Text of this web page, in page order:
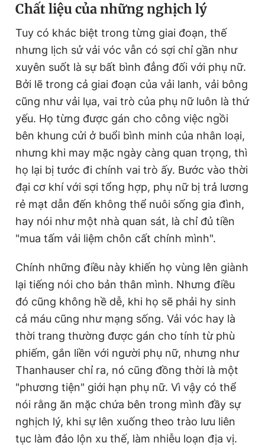
Chất liệu của những nghịch lý
Tuy có khác biệt trong từng giai đoạn, thế
nhưng lịch sử vải vóc vẫn có sợi chỉ gần như
xuyên suốt là sự bất bình đẳng đối với phụ nữ.
Bởi lẽ trong cả giai đoạn của vải lanh, vải bông
cũng như vải lụa, vai trò của phụ nữ luôn là thứ
yếu. Họ từng được gán cho công việc ngồi
bên khung cửi ở buổi bình minh của nhân loại,
nhưng khi may mặc ngày càng quan trọng, thì
họ lại bị tước đi chính vai trò ấy. Bước vào thời
đại cơ khí với sợi tổng hợp, phụ nữ bị trả lương
rẻ mạt dẫn đến không thể nuôi sống gia đình,
hay nói như một nhà quan sát, là chỉ đủ tiền
"mua tấm vải liệm chôn cất chính mình".
Chính những điều này khiến họ vùng lên giành
lại tiếng nói cho bản thân mình. Nhưng điều
đó cũng không hề dễ, khi họ sẽ phải hy sinh
cả máu cũng như mạng sống. Vải vóc hay là
thời trang thường được gán cho tính từ phù
phiếm, gắn liền với người phụ nữ, nhưng như
Thanhauser chỉ ra, nó cũng đồng thời là một
"phương tiện" giới hạn phụ nữ. Vì vậy có thể
nói rằng ăn mặc chứa bên trong mình đầy sự
nghịch lý, khi sự lên xuống theo trào lưu liên
tục làm đảo lộn xu thế, làm nhiễu loạn địa vị.